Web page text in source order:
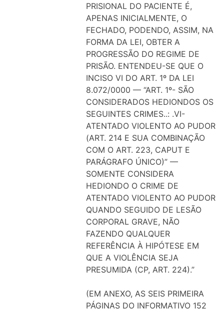
PRISIONAL DO PACIENTE É,
APENAS INICIALMENTE, O
FECHADO, PODENDO, ASSIM, NA
FORMA DA LEI, OBTER A
PROGRESSÃO DO REGIME DE
PRISÃO. ENTENDEU-SE QUE O
INCISO VI DO ART. 1º DA LEI
8.072/0000 — “ART. 1º- SÃO
CONSIDERADOS HEDIONDOS OS
SEGUINTES CRIMES..: .VI-
ATENTADO VIOLENTO AO PUDOR
(ART. 214 E SUA COMBINAÇÃO
COM O ART. 223, CAPUT E
PARÁGRAFO ÚNICO)” —
SOMENTE CONSIDERA
HEDIONDO O CRIME DE
ATENTADO VIOLENTO AO PUDOR
QUANDO SEGUIDO DE LESÃO
CORPORAL GRAVE, NÃO
FAZENDO QUALQUER
REFERÊNCIA À HIPÓTESE EM
QUE A VIOLÊNCIA SEJA
PRESUMIDA (CP, ART. 224).”
(EM ANEXO, AS SEIS PRIMEIRA
PÁGINAS DO INFORMATIVO 152